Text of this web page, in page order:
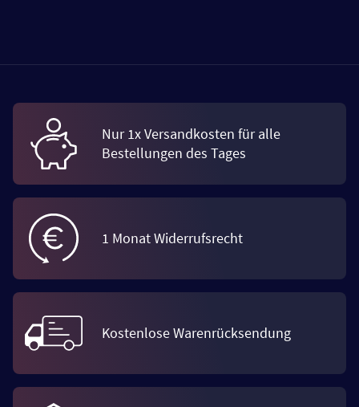
Nur 1x Versandkosten für alle
Bestellungen des Tages
1 Monat Widerrufsrecht
Kostenlose Warenrücksendung